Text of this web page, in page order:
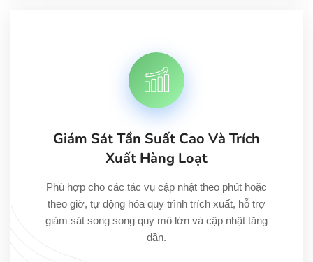
Giám Sát Tần Suất Cao Và Trích
Xuất Hàng Loạt
Phù hợp cho các tác vụ cập nhật theo phút hoặc
theo giờ, tự động hóa quy trình trích xuất, hỗ trợ
giám sát song song quy mô lớn và cập nhật tăng
dần.